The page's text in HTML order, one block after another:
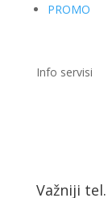
PROMO
Info servisi
Važniji